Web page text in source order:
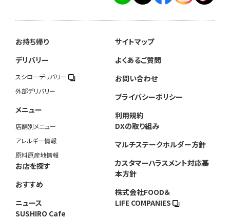
お持ち帰り
デリバリー
スシローデリバリー
外部デリバリー
メニュー
店舗別メニュー
アレルギー情報
原料原産地情報
お店を探す
おすすめ
ニュース
SUSHIRO Cafe
サイトマップ
よくあるご質問
お問い合わせ
プライバシーポリシー
利用規約
DXの取り組み
マルチステークホルダー方針
カスタマーハラスメント対応基
本方針
株式会社FOOD＆
LIFE COMPANIES